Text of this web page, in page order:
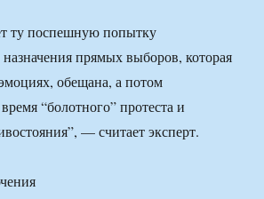
ту поспешную попытку
прямых выборов, которая
обещана, а потом
“болотного” протеста и
— считает эксперт.